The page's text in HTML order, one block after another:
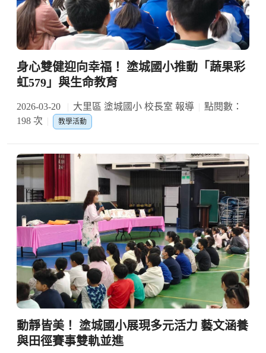
身心雙健迎向幸福！ 塗城國小推動「蔬果彩
虹579」與生命教育
2026-03-20 大里區 塗城國小 校長室 報導
點閱數：
198 次
教學活動
動靜皆美！ 塗城國小展現多元活力 藝文涵養
與田徑賽事雙軌並進